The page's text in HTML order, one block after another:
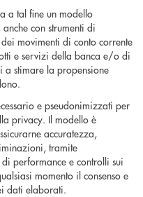
a tal fine un modello
con strumenti di
movimenti di conto corrente
e servizi della banca e/o di
stimare la propensione
e pseudonimizzati per
privacy. Il modello è
accuratezza,
tramite
performance e controlli sui
momento il consenso e
dati elaborati.